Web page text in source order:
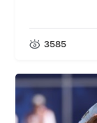
3585